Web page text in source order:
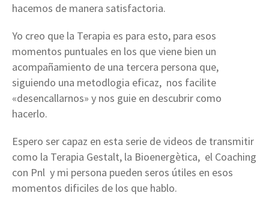
hacemos de manera satisfactoria.
Yo creo que la Terapia es para esto, para esos
momentos puntuales en los que viene bien un
acompañamiento de una tercera persona que,
siguiendo una metodlogia eficaz, nos facilite
«desencallarnos» y nos guie en descubrir como
hacerlo.
Espero ser capaz en esta serie de videos de transmitir
como la Terapia Gestalt, la Bioenergètica, el Coaching
con Pnl y mi persona pueden seros útiles en esos
momentos dificiles de los que hablo.